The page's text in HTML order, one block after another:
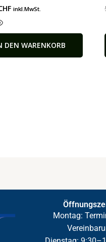
inkl.MwSt.
DEN WARENKORB
Montag: